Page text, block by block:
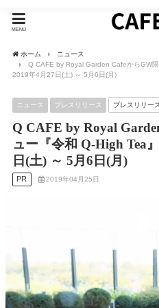
MENU
ホーム
ニュース
Q CAFE by Royal Garden CafeからGW
2019年4月27日(土) ～ 5月6日(月)
ニュース プレスリリース プレスリリース
Q CAFE by Royal
ュー『令和 Q-High Tea
日(土) ～ 5月6日(月)
PR 2019年04月25日